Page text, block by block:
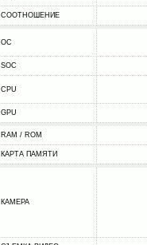
СООТНОШЕНИЕ
ОС
SOC
CPU
GPU
RAM / ROM
КАРТА ПАМЯТИ
КАМЕРА